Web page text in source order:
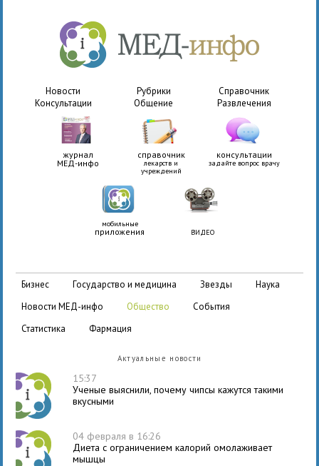
Новости Рубрики
Справочник
Консультации
Общение Развлечения
журнал
МЕД-инфо
справочник
лекарств и
учреждений
консультации
задайте вопрос врачу
мобильные
приложения ВИДЕО
бизнес государство и медицина звезды
наука
новости МЕД-инфо
общество
события
статистика
фармация
Актуальные новости
15:37
Ученые выяснили, почему чипсы кажутся такими
вкусными
04 февраля в 16:26
Диета с ограничением калорий омолаживает
мышцы